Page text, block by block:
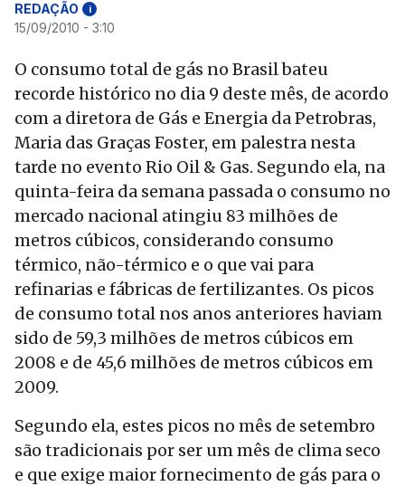
REDAÇÃO i
15/09/2010 - 3:10
O consumo total de gás no Brasil bateu
recorde histórico no dia 9 deste mês, de acordo
com a diretora de Gás e Energia da Petrobras,
Maria das Graças Foster, em palestra nesta
tarde no evento Rio Oil & Gas. Segundo ela, na
quinta-feira da semana passada o consumo no
mercado nacional atingiu 83 milhões de
metros cúbicos, considerando consumo
térmico, não-térmico e o que vai para
refinarias e fábricas de fertilizantes. Os picos
de consumo total nos anos anteriores haviam
sido de 59,3 milhões de metros cúbicos em
2008 e de 45,6 milhões de metros cúbicos em
2009.
Segundo ela, estes picos no mês de setembro
são tradicionais por ser um mês de clima seco
e que exige maior fornecimento de gás para o